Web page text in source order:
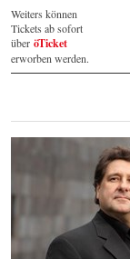
Weiters können
Tickets ab sofort
über öTicket
erworben werden.